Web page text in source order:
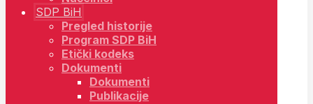
SDP BiH
Pregled historije
Program SDP BiH
Etički kodeks
Dokumenti
Dokumenti
Publikacije